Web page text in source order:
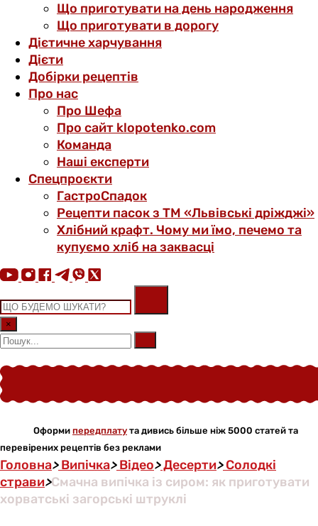
Що приготувати на день народження
Що приготувати в дорогу
Дієтичне харчування
Дієти
Добірки рецептів
Про нас
Про Шефа
Про сайт klopotenko.com
Команда
Наші експерти
Спецпроєкти
ГастроСпадок
Рецепти пасок з ТМ «Львівські дріжджі»
Хлібний крафт. Чому ми їмо, печемо та
купуємо хліб на заквасці
×
Оформи передплату та дивись більше ніж 5000 статей та
перевірених рецептів без реклами
Головна>Випічка>Відео>Десерти>Солодкі
страви>Смачна випічка із сиром: як приготувати
хорватські загорські штруклі